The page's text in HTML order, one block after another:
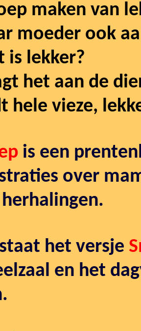
maken van
moeder ook
is lekker?
het aan de
hele vieze,
is een
over
het versje
en het